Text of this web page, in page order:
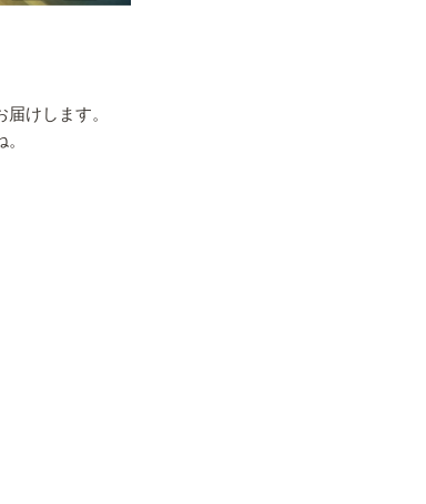
けします。